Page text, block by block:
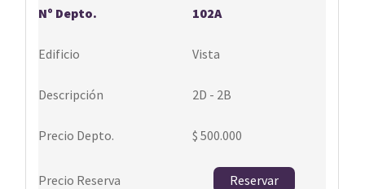
102A
Vista
2D - 2B
$ 500.000
Reservar